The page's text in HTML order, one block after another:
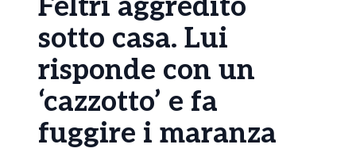
Feltri aggredito
sotto casa. Lui
risponde con un
‘cazzotto’ e fa
fuggire i maranza